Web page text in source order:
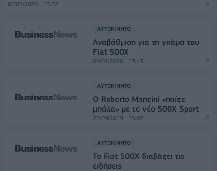
06/03/2020 - 13:32
ΑΥΤΟΚΙΝΗΤΟ
Αναβάθμιση για τη γκάμα του
Fiat 500X
09/01/2020 - 13:43
ΑΥΤΟΚΙΝΗΤΟ
O Roberto Mancini «παίζει
μπάλα» με το νέο 500Χ Sport
23/09/2019 - 15:02
ΑΥΤΟΚΙΝΗΤΟ
To Fiat 500X διαβάζει τις
ειδήσεις